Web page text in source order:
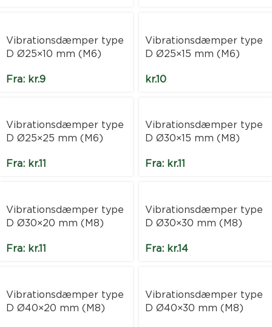
Vibrationsdæmper type
D Ø25×10 mm (M6)
Fra: kr.9
Vibrationsdæmper type
D Ø25×15 mm (M6)
kr.10
Vibrationsdæmper type
D Ø25×25 mm (M6)
Fra: kr.11
Vibrationsdæmper type
D Ø30×15 mm (M8)
Fra: kr.11
Vibrationsdæmper type
D Ø30×20 mm (M8)
Fra: kr.11
Vibrationsdæmper type
D Ø30×30 mm (M8)
Fra: kr.14
Vibrationsdæmper type
D Ø40×20 mm (M8)
Vibrationsdæmper type
D Ø40×30 mm (M8)